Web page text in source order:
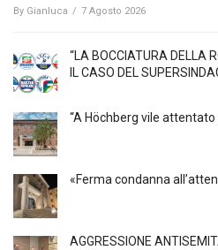
By Gianluca / 7 Agosto 2026
“LA BOCCIATURA DELLA
IL CASO DEL
“A Höchberg vile attentato
«Ferma condanna
AGGRESSIONE